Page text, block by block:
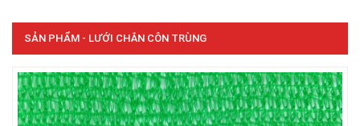
LƯỚI PHƠI NÔNG SẢN
SẢN PHẨM - LƯỚI CHẮN CÔN TRÙNG